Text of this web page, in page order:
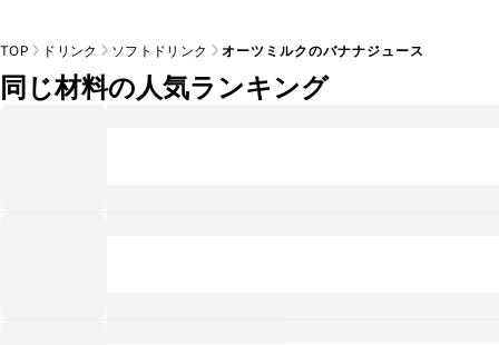
TOP ドリンク ソフトドリンク オーツミルクのバナナジュース
同じ材料の人気ランキング